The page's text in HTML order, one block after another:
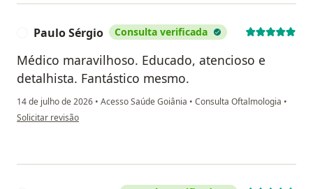
Paulo Sérgio Consulta verificada
Médico maravilhoso. Educado, atencioso e
detalhista. Fantástico mesmo.
14 de julho de 2026 • Acesso Saúde Goiânia • Consulta Oftalmologia •
na opinião do utilizador Paulo Sérgio
Solicitar revisão